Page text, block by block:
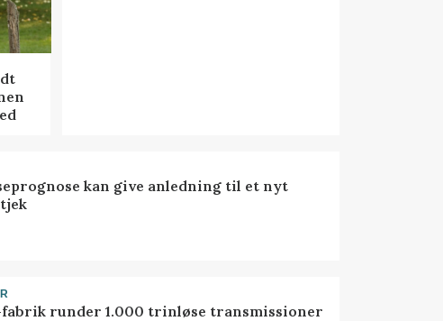
kan give anledning til et nyt
runder 1.000 trinløse transmissioner